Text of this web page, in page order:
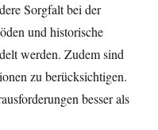
Sorgfalt bei der
und historische
werden. Zudem sind
zu berücksichtigen.
besser als